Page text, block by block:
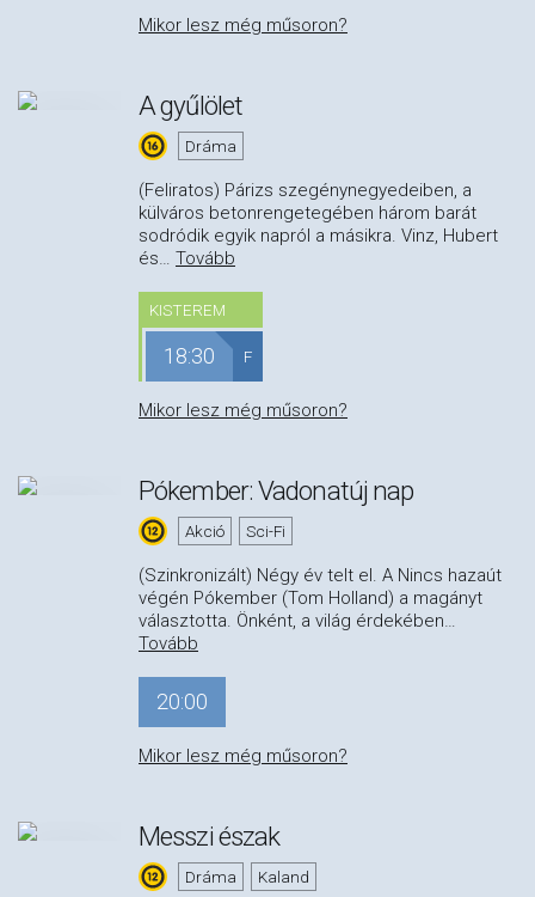
Mikor lesz még műsoron?
A gyűlölet
Dráma
(Feliratos) Párizs szegénynegyedeiben, a
külváros betonrengetegében három barát
sodródik egyik napról a másikra. Vinz, Hubert
és… Tovább
KISTEREM
18:30 F
Mikor lesz még műsoron?
Pókember: Vadonatúj nap
Akció Sci-Fi
(Szinkronizált) Négy év telt el. A Nincs hazaút
végén Pókember (Tom Holland) a magányt
választotta. Önként, a világ érdekében…
Tovább
20:00
Mikor lesz még műsoron?
Messzi észak
Dráma Kaland